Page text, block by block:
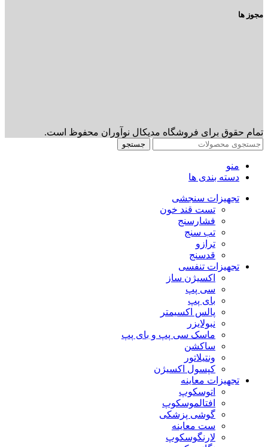
مجوز ها
تمام حقوق برای فروشگاه مدیکال نوآوران محفوظ است.
جستجو
منو
دسته بندی ها
تجهیزات سنجشی
تست قند خون
فشارسنج
تب سنج
ترازو
قدسنج
تجهیزات تنفسی
اکسیژن ساز
سی پپ
بای پپ
پالس اکسیمتر
نبولایزر
ماسک سی پپ و بای پپ
ساکشن
ونتیلاتور
کپسول اکسیژن
تجهیزات معاینه
اتوسکوپ
افتالموسکوپ
گوشی پزشکی
ست معاینه
لارنگوسکوپ